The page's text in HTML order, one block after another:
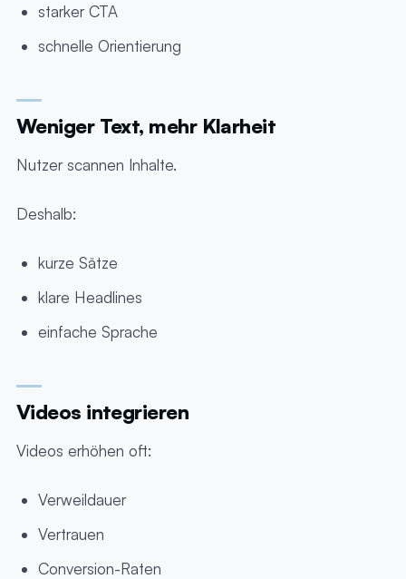
starker CTA
schnelle Orientierung
Weniger Text, mehr Klarheit
Nutzer scannen Inhalte.
Deshalb:
kurze Sätze
klare Headlines
einfache Sprache
Videos integrieren
Videos erhöhen oft:
Verweildauer
Vertrauen
Conversion-Raten